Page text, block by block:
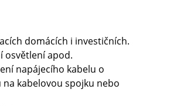
domácích i investičních.
osvětlení apod.
napájecího kabelu o
kabelovou spojku nebo